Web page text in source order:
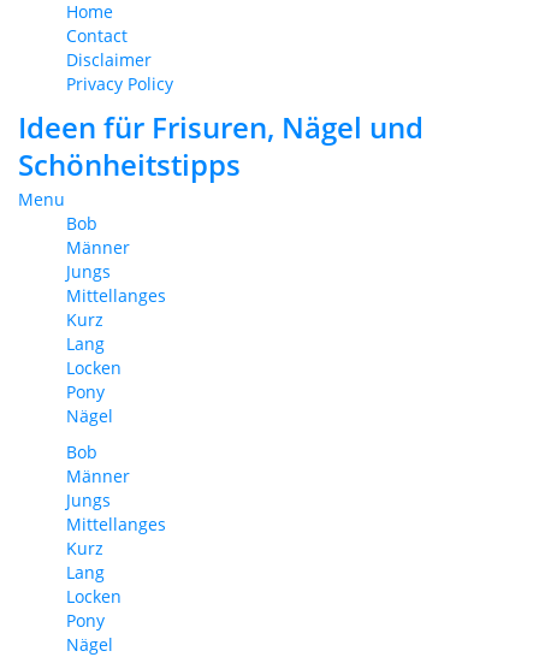
Home
Contact
Disclaimer
Privacy Policy
Ideen für Frisuren, Nägel und
Schönheitstipps
Menu
Bob
Männer
Jungs
Mittellanges
Kurz
Lang
Locken
Pony
Nägel
Bob
Männer
Jungs
Mittellanges
Kurz
Lang
Locken
Pony
Nägel